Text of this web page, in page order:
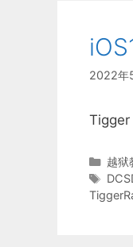
2022年
Tigger
分
类
越狱
标
签